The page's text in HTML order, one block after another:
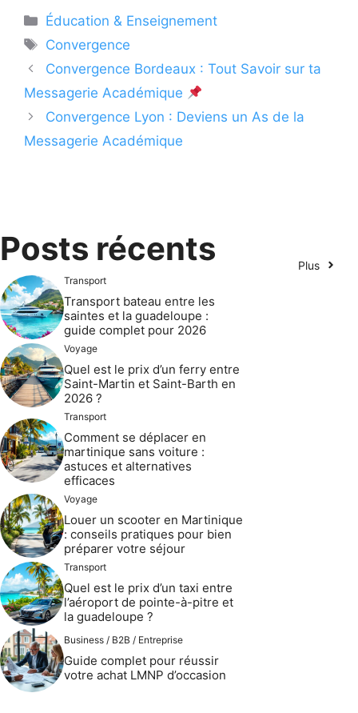
Catégories
Éducation & Enseignement
Étiquettes
Convergence
Convergence Bordeaux : Tout Savoir sur ta
Messagerie Académique
Convergence Lyon : Deviens un As de la
Messagerie Académique
Posts récents Plus
Transport
Transport bateau entre les
saintes et la guadeloupe :
guide complet pour 2026
Voyage
Quel est le prix d’un ferry entre
Saint-Martin et Saint-Barth en
2026 ?
Transport
Comment se déplacer en
martinique sans voiture :
astuces et alternatives
efficaces
Voyage
Louer un scooter en Martinique
: conseils pratiques pour bien
préparer votre séjour
Transport
Quel est le prix d’un taxi entre
l’aéroport de pointe-à-pitre et
la guadeloupe ?
Business / B2B / Entreprise
Guide complet pour réussir
votre achat LMNP d’occasion